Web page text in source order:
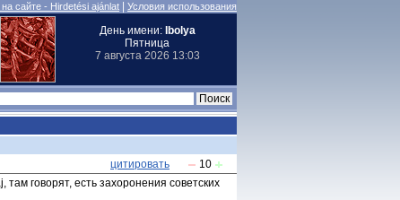
сайте - Hirdetési ajánlat Условия использования
День имени: Ibolya
Пятница
7 августа 2026 13:03
цитировать
10
говорят, есть захоронения советских